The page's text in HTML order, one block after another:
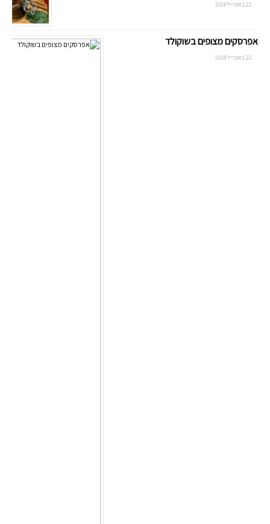
22 באפריל 2018
אפרסקים מצופים בשוקולד
22 באפריל 2018